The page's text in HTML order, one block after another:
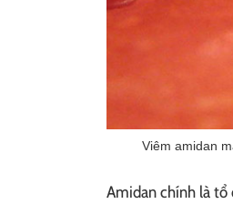
Viêm amidan
Amidan chính là tổ